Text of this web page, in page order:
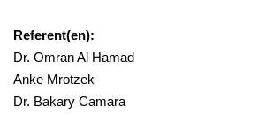
Referent(en):
Dr. Omran Al Hamad
Anke Mrotzek
Dr. Bakary Camara